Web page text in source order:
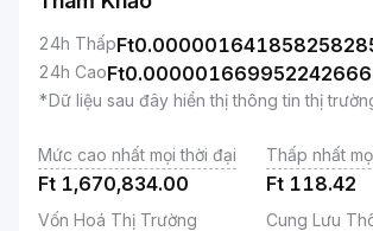
24h ThấpFt
24h CaoFt
*Dữ liệu sau đây hiển thị thông tin thị
Mức cao nhất mọi thời đại
Ft 1,670,834.00
Thấp nhất
Ft 118.42
Vốn Hoá Thị Trường Cung Lưu